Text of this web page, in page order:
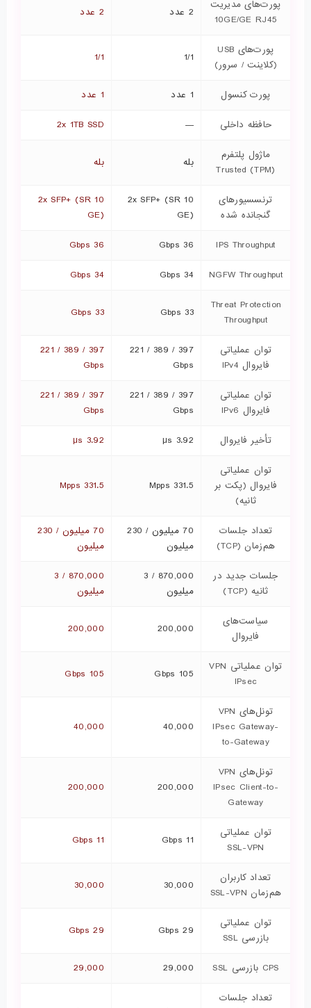
پورت‌های مدیریت
10GE/GE RJ45
2 عدد 2 عدد
پورت‌های USB
(کلاینت / سرور)
1/1
1/1
پورت کنسول 1 عدد 1 عدد
حافظه داخلی —
2x 1TB SSD
ماژول پلتفرم
Trusted (TPM)
بله بله
ترنسسیورهای
گنجانده شده
2x SFP+ (SR 10
GE)
2x SFP+ (SR 10
GE)
IPS Throughput
36 Gbps
36 Gbps
NGFW Throughput
34 Gbps
34 Gbps
Threat Protection
Throughput
33 Gbps
33 Gbps
توان عملیاتی
فایروال IPv4
397 / 389 / 221
Gbps
397 / 389 / 221
Gbps
توان عملیاتی
فایروال IPv6
397 / 389 / 221
Gbps
397 / 389 / 221
Gbps
تأخیر فایروال 3.92 μs
3.92 μs
توان عملیاتی
فایروال (پکت بر
ثانیه)
331.5 Mpps
331.5 Mpps
تعداد جلسات
هم‌زمان (TCP)
70 میلیون / 230
میلیون
70 میلیون / 230
میلیون
جلسات جدید در
ثانیه (TCP)
870,000 / 3
میلیون
870,000 / 3
میلیون
سیاست‌های
فایروال
200,000
200,000
توان عملیاتی VPN
IPsec
105 Gbps
105 Gbps
تونل‌های VPN
IPsec Gateway-
to-Gateway
40,000
40,000
تونل‌های VPN
IPsec Client-to-
Gateway
200,000
200,000
توان عملیاتی
SSL-VPN
11 Gbps
11 Gbps
تعداد کاربران
هم‌زمان SSL-VPN
30,000
30,000
توان عملیاتی
بازرسی SSL
29 Gbps
29 Gbps
CPS بازرسی SSL 29,000
29,000
تعداد جلسات